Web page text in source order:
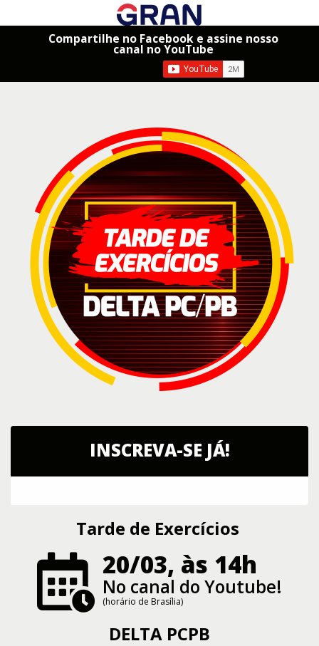
Compartilhe no Facebook e assine nosso
canal no YouTube
INSCREVA-SE JÁ!
Tarde de Exercícios
20/03, às 14h
No canal do Youtube!
(horário de Brasília)
DELTA PCPB